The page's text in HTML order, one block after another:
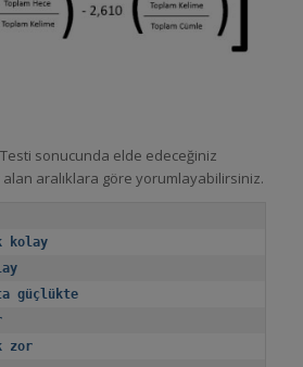
sonucunda elde edeceğiniz
alan aralıklara göre yorumlayabilirsiniz.
kolay
güçlükte
zor